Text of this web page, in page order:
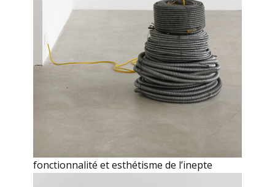
fonctionnalité et esthétisme de l’inepte